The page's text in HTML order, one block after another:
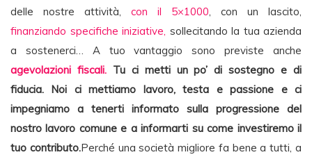
delle nostre attività, con il 5×1000, con un lascito,
finanziando specifiche iniziative, sollecitando la tua azienda
a sostenerci… A tuo vantaggio sono previste anche
agevolazioni fiscali. Tu ci metti un po’ di sostegno e di
fiducia. Noi ci mettiamo lavoro, testa e passione e ci
impegniamo a tenerti informato sulla progressione del
nostro lavoro comune e a informarti su come investiremo il
tuo contributo.Perché una società migliore fa bene a tutti, a